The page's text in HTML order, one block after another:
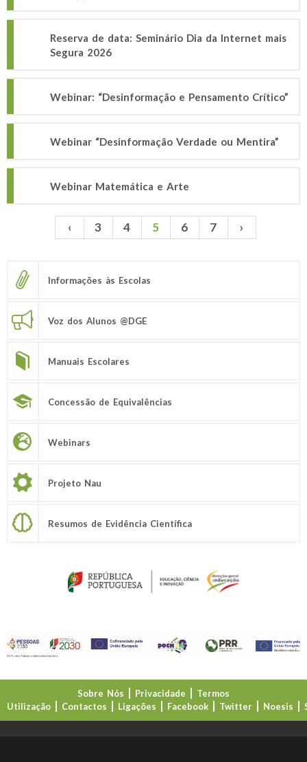
Reserva de data: Seminário Dia da Internet mais
Segura 2026
Webinar: “Desinformação e Pensamento Crítico”
Webinar “Desinformação Verdade ou Mentira”
Webinar Matemática e Arte
Páginas ‹ 3 4 5 6 7 ›
Informações às Escolas
Voz dos Alunos @DGE
Manuais Escolares
Concessão de Equivalências
Webinars
Projeto Nau
Resumos de Evidência Científica
Sobre Nós Privacidade
Termos
Utilização
Contactos Ligações Facebook Twitter Noesis